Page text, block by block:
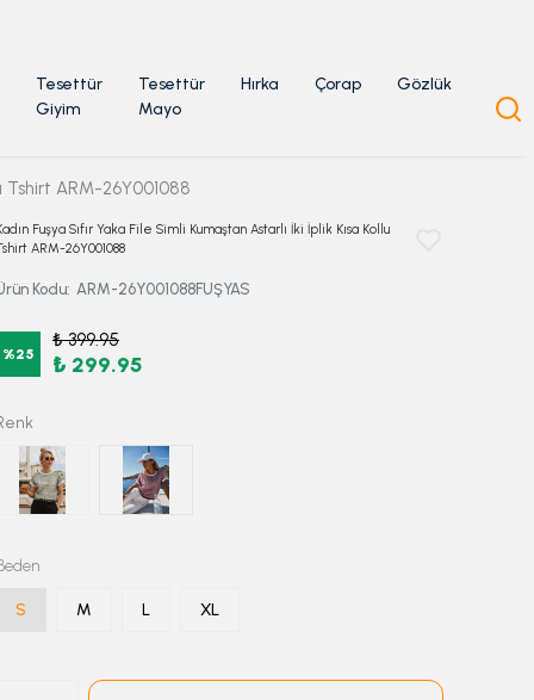
Tesettür
Giyim
Tesettür
Mayo
Hırka Çorap Gözlük
Tshirt ARM-26Y001088
Fuşya Sıfır Yaka File Simli Kumaştan Astarlı İki İplik Kısa Kollu
ARM-26Y001088
Kodu: ARM-26Y001088FUŞYAS
%25
₺ 399.95
₺ 299.95
S M L XL